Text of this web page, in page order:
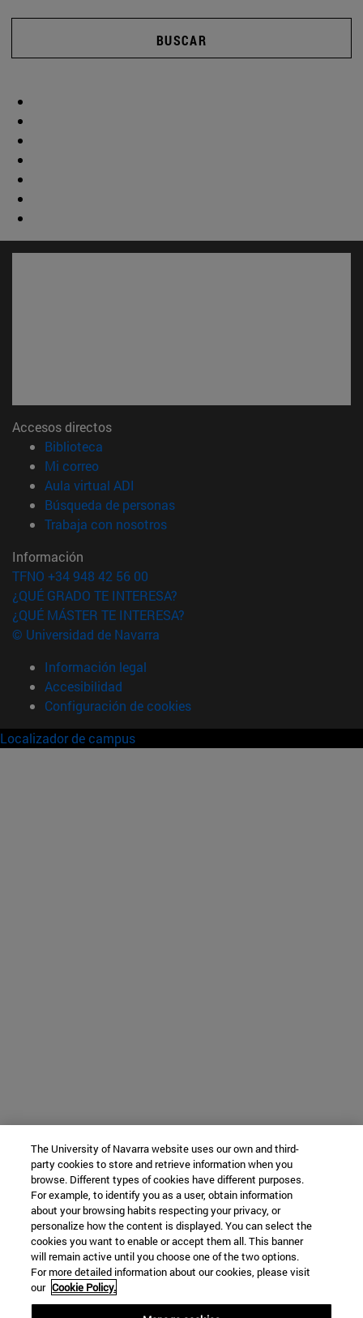
BUSCAR
Accesos directos
Biblioteca
Mi correo(abre en nueva ventana)
Aula virtual ADI
Búsqueda de personas(abre en nueva ventana)
Trabaja con nosotros(abre en nueva ventana)
Información
TFNO +34 948 42 56 00
¿QUÉ GRADO TE INTERESA?
¿QUÉ MÁSTER TE INTERESA?
© Universidad de Navarra
Información legal
Accesibilidad
Configuración de cookies
Localizador de campus
The University of Navarra website uses our own and third-
party cookies to store and retrieve information when you
browse. Different types of cookies have different purposes.
For example, to identify you as a user, obtain information
about your browsing habits respecting your privacy, or
personalize how the content is displayed. You can select the
cookies you want to enable or accept them all. This banner
will remain active until you choose one of the two options.
For more detailed information about our cookies, please visit
our Cookie Policy.